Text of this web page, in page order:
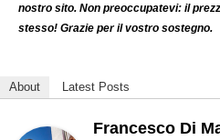
nostro sito. Non preoccupatevi: il
stesso! Grazie per il vostro sostegno.
About Latest Posts
Francesco Di